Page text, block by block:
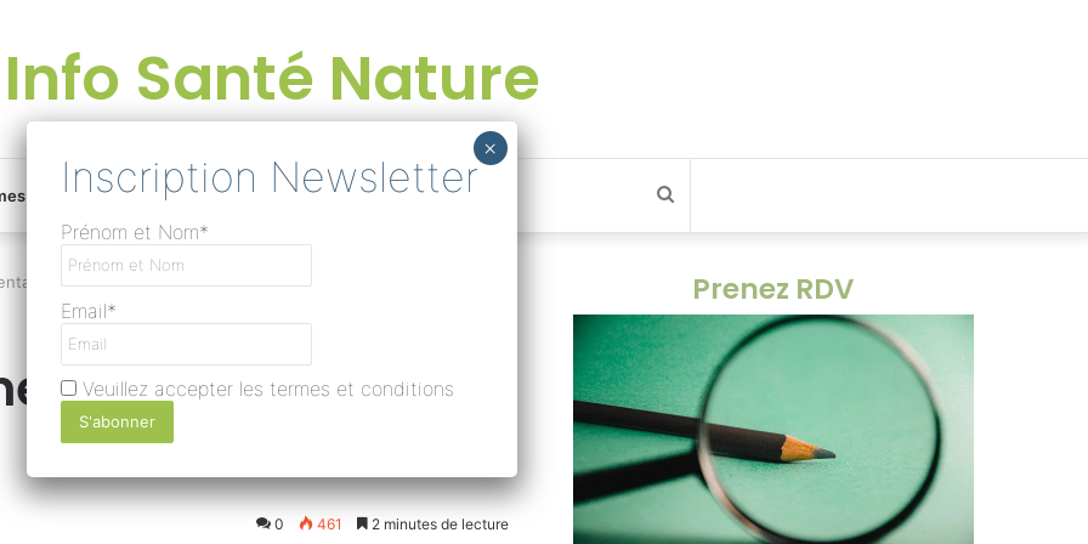
Info Santé Nature
Devenir rédacteur Rechercher
Une
Lire
Instagram
Linkedin
Facebook
dans votre
0 461 2 minutes de lecture
Prenez RDV
Prénom et Nom*
Email*
Veuillez accepter les termes et conditions